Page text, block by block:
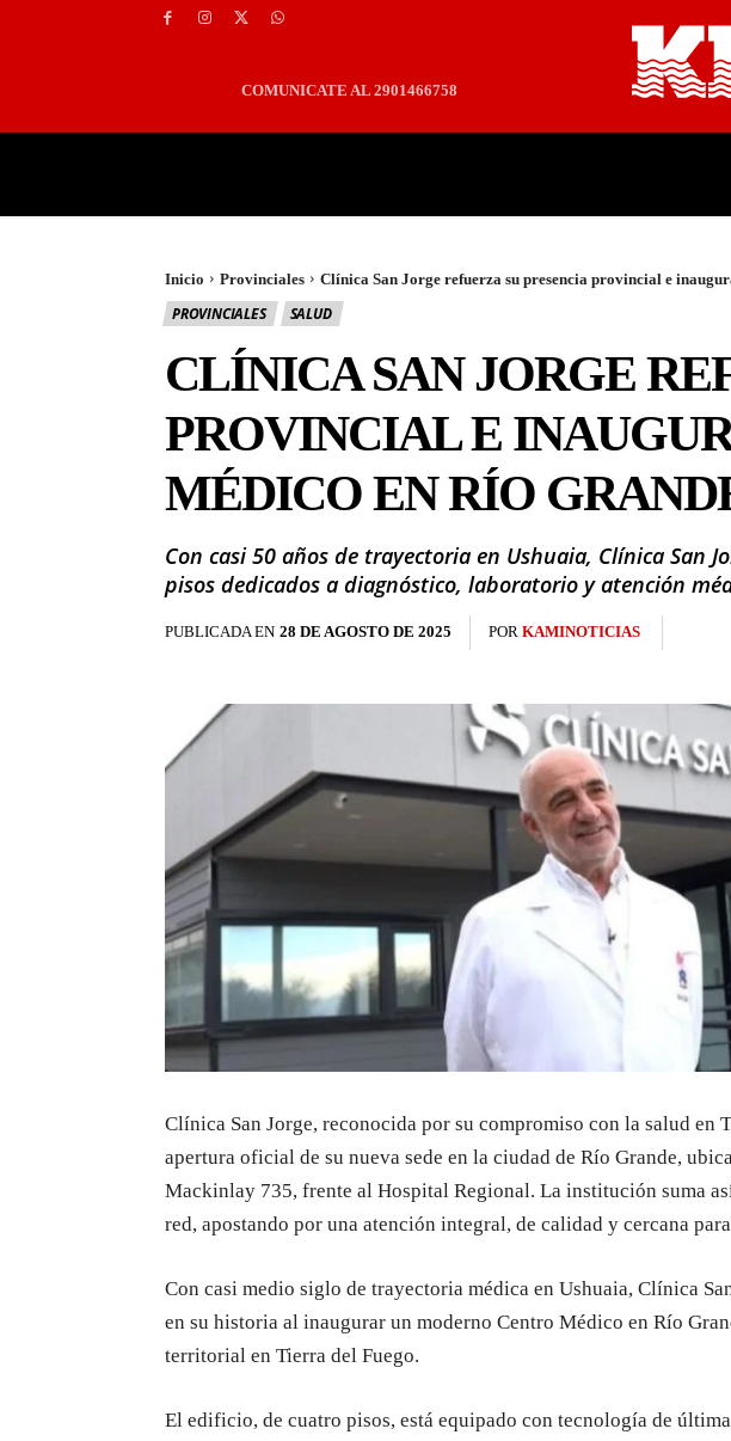
COMUNICATE AL 2901466758
Inicio Provinciales Clínica San Jorge refuerza su presencia provincial e
PROVINCIALES SALUD
CLÍNICA SAN JORGE
PROVINCIAL E
MÉDICO EN RÍO
Con casi 50 años de trayectoria en Ushuaia, Clínica San
pisos dedicados a diagnóstico, laboratorio y atención
PUBLICADA EN 28 DE AGOSTO DE 2025 POR KAMINOTICIAS
Clínica San Jorge, reconocida por su compromiso con la salud en
apertura oficial de su nueva sede en la ciudad de Río Grande,
Mackinlay 735, frente al Hospital Regional. La institución suma
red, apostando por una atención integral, de calidad y cercana
Con casi medio siglo de trayectoria médica en Ushuaia, Clínica
en su historia al inaugurar un moderno Centro Médico en Río
territorial en Tierra del Fuego.
El edificio, de cuatro pisos, está equipado con tecnología de